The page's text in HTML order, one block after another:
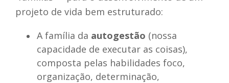
projeto de vida bem estruturado:
A família da autogestão (nossa
capacidade de executar as coisas),
composta pelas habilidades foco,
organização, determinação,